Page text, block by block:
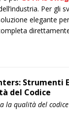
Per gli
elegante
Strumenti
del Codice
la qualità del